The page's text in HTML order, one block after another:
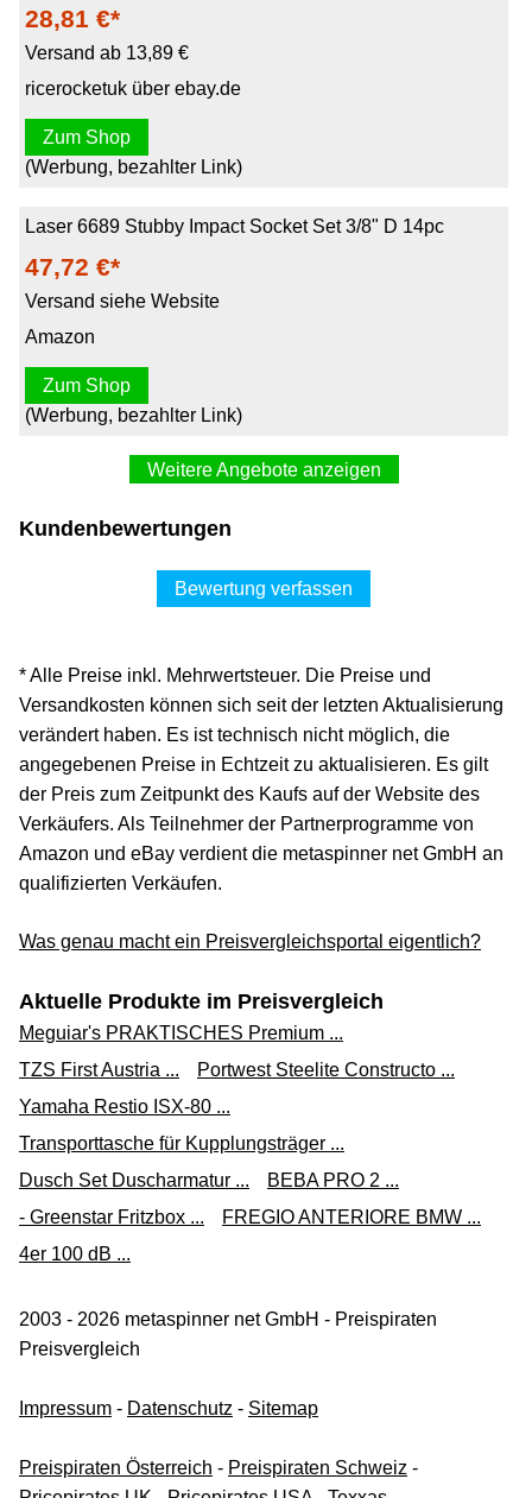
28,81 €*
Versand ab 13,89 €
ricerocketuk über ebay.de
Zum Shop
(Werbung, bezahlter Link)
Laser 6689 Stubby Impact Socket Set 3/8" D 14pc
47,72 €*
Versand siehe Website
Amazon
Zum Shop
(Werbung, bezahlter Link)
Weitere Angebote anzeigen
Kundenbewertungen
Bewertung verfassen
* Alle Preise inkl. Mehrwertsteuer. Die Preise und
Versandkosten können sich seit der letzten Aktualisierung
verändert haben. Es ist technisch nicht möglich, die
angegebenen Preise in Echtzeit zu aktualisieren. Es gilt
der Preis zum Zeitpunkt des Kaufs auf der Website des
Verkäufers. Als Teilnehmer der Partnerprogramme von
Amazon und eBay verdient die metaspinner net GmbH an
qualifizierten Verkäufen.
Was genau macht ein Preisvergleichsportal eigentlich?
Aktuelle Produkte im Preisvergleich
Meguiar's PRAKTISCHES Premium ...
TZS First Austria ...
Portwest Steelite Constructo ...
Yamaha Restio ISX-80 ...
Transporttasche für Kupplungsträger ...
Dusch Set Duscharmatur ...
BEBA PRO 2 ...
- Greenstar Fritzbox ...
FREGIO ANTERIORE BMW ...
4er 100 dB ...
2003 - 2026 metaspinner net GmbH - Preispiraten
Preisvergleich
Impressum - Datenschutz - Sitemap
Preispiraten Österreich - Preispiraten Schweiz -